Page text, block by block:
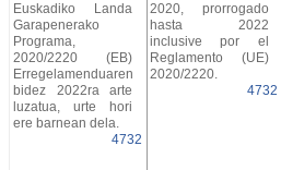
Euskadiko Landa
Garapenerako
Programa,
2020/2220 (EB)
Erregelamenduaren
bidez 2022ra arte
luzatua, urte hori
ere barnean dela.
4732
2020, prorrogado
hasta 2022
inclusive por el
Reglamento (UE)
2020/2220.
4732